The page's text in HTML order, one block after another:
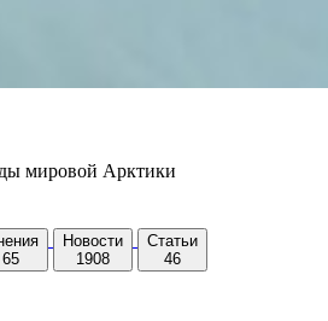
мировой Арктики
65
Новости
1908
Статьи
46